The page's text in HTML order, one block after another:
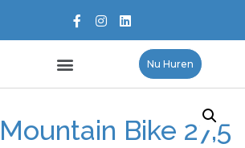
Nu Huren
Bike 27,5